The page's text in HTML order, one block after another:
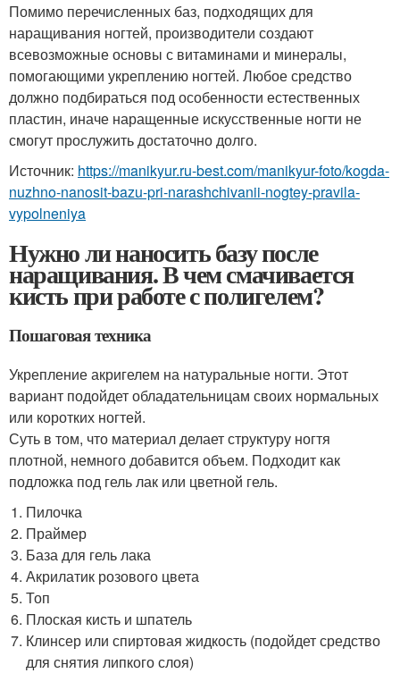
Помимо перечисленных баз, подходящих для
наращивания ногтей, производители создают
всевозможные основы с витаминами и минералы,
помогающими укреплению ногтей. Любое средство
должно подбираться под особенности естественных
пластин, иначе наращенные искусственные ногти не
смогут прослужить достаточно долго.
Источник: https://manikyur.ru-best.com/manikyur-foto/kogda-
nuzhno-nanosit-bazu-pri-narashchivanii-nogtey-pravila-
vypolneniya
Нужно ли наносить базу после
наращивания. В чем смачивается
кисть при работе с полигелем?
Пошаговая техника
Укрепление акригелем на натуральные ногти. Этот
вариант подойдет обладательницам своих нормальных
или коротких ногтей.
Суть в том, что материал делает структуру ногтя
плотной, немного добавится объем. Подходит как
подложка под гель лак или цветной гель.
Пилочка
Праймер
База для гель лака
Акрилатик розового цвета
Топ
Плоская кисть и шпатель
Клинсер или спиртовая жидкость (подойдет средство
для снятия липкого слоя)